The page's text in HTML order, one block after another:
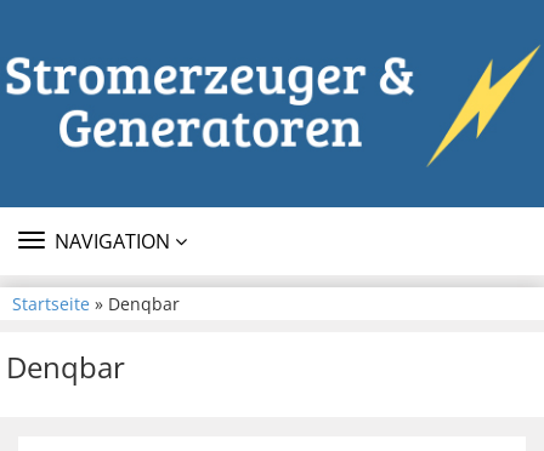
TOGGLE
NAVIGATION
Startseite » Denqbar
Denqbar